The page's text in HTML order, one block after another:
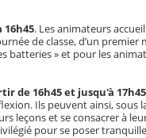
16h45. Les animateurs
de classe, d’un
batteries » et pour les
de 16h45 et jusqu'à 17h45
Ils peuvent ainsi, sous
leçons et se consacrer à
pour se poser